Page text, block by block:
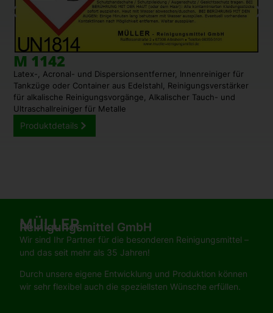
M 1142
Latex-, Acronal- und Dispersionsentferner, Innenreiniger für
Tankzüge oder Container aus Edelstahl, Reinigungsverstärker
für alkalische Reinigungsvorgänge, Alkalischer Tauch- und
Ultraschallreiniger für Metalle
Produktdetails
MÜLLER
Reinigungsmittel GmbH
Wir sind Ihr Partner für die besonderen Reinigungsmittel –
und das seit mehr als 35 Jahren!
Durch unsere eigene Entwicklung und Produktion können
wir sehr flexibel auch die speziellsten Wünsche erfüllen.